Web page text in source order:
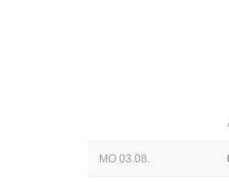
MO 03.08.